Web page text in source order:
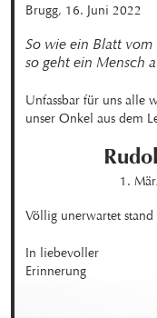
Brugg, 16. Juni 2022
So wie ein Blatt vom
so geht ein Mensch
Unfassbar für uns alle
unser Onkel aus dem
1.
Völlig unerwartet
In liebevoller
Erinnerung